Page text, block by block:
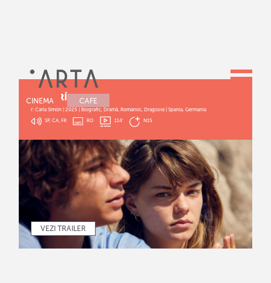
CINEMA CAFE
ROMERÍA
r: Carla Simón | 2025 | Biografic, Dramă, Romantic, Dragoste | Spania, Germania
SP, CA, FR
RO 114' N15
VEZI TRAILER